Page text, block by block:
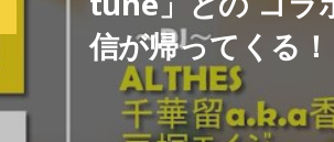
信が帰ってくる！